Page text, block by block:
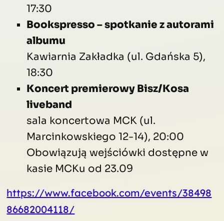
17:30
Bookspresso – spotkanie z autorami
albumu
Kawiarnia Zakładka (ul. Gdańska 5),
18:30
Koncert premierowy Bisz/Kosa
liveband
sala koncertowa MCK (ul.
Marcinkowskiego 12-14), 20:00
Obowiązują wejściówki dostępne w
kasie MCKu od 23.09
https://www.facebook.com/events/38498
86682004118/